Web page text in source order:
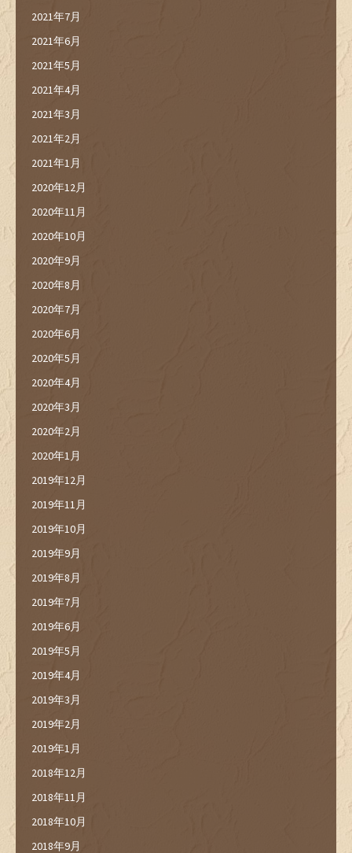
2021年7月
2021年6月
2021年5月
2021年4月
2021年3月
2021年2月
2021年1月
2020年12月
2020年11月
2020年10月
2020年9月
2020年8月
2020年7月
2020年6月
2020年5月
2020年4月
2020年3月
2020年2月
2020年1月
2019年12月
2019年11月
2019年10月
2019年9月
2019年8月
2019年7月
2019年6月
2019年5月
2019年4月
2019年3月
2019年2月
2019年1月
2018年12月
2018年11月
2018年10月
2018年9月